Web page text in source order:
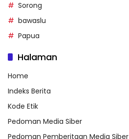
Sorong
bawaslu
Papua
Halaman
Home
Indeks Berita
Kode Etik
Pedoman Media Siber
Pedoman Pemberitaan Media Siber